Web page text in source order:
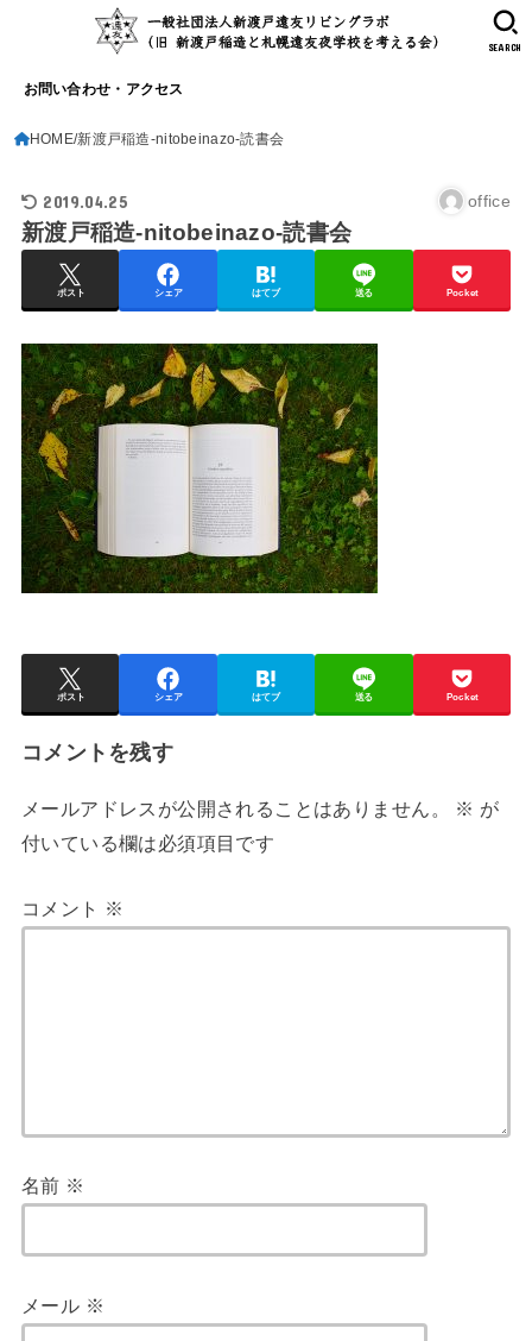
お問い合わせ・アクセス
SEARCH
HOME 新渡戸稲造-nitobeinazo-読書会
2019.04.25 office
新渡戸稲造-nitobeinazo-読書会
ポスト シェア はてブ 送る Pocket
ポスト シェア はてブ 送る Pocket
コメントを残す
メールアドレスが公開されることはありません。 ※ が
付いている欄は必須項目です
コメント ※
名前 ※
メール ※